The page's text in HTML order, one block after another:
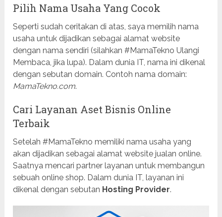
Pilih Nama Usaha Yang Cocok
Seperti sudah ceritakan di atas, saya memilih nama
usaha untuk dijadikan sebagai alamat website
dengan nama sendiri (silahkan #MamaTekno Ulangi
Membaca, jika lupa). Dalam dunia IT, nama ini dikenal
dengan sebutan domain. Contoh nama domain:
MamaTekno.com.
Cari Layanan Aset Bisnis Online
Terbaik
Setelah #MamaTekno memiliki nama usaha yang
akan dijadikan sebagai alamat website jualan online.
Saatnya mencari partner layanan untuk membangun
sebuah online shop. Dalam dunia IT, layanan ini
dikenal dengan sebutan Hosting Provider.